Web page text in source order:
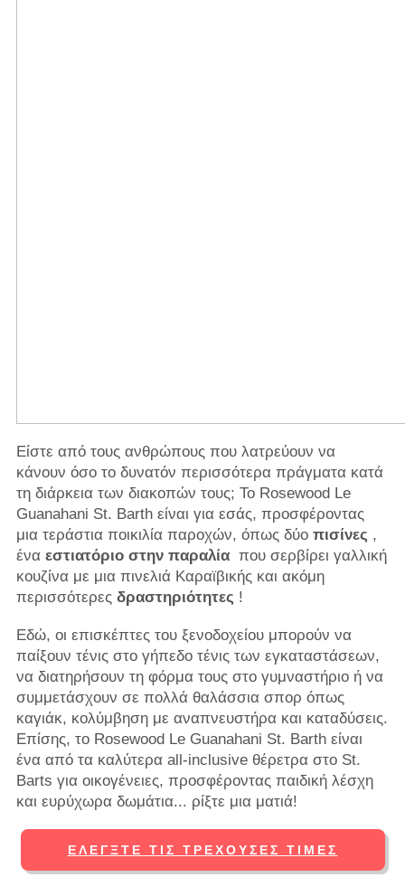
Είστε από τους ανθρώπους που λατρεύουν να
κάνουν όσο το δυνατόν περισσότερα πράγματα κατά
τη διάρκεια των διακοπών τους; Το Rosewood Le
Guanahani St. Barth είναι για εσάς, προσφέροντας
μια τεράστια ποικιλία παροχών, όπως δύο πισίνες ,
ένα εστιατόριο στην παραλίαπου σερβίρει γαλλική
κουζίνα με μια πινελιά Καραϊβικής και ακόμη
περισσότερες δραστηριότητες !
Εδώ, οι επισκέπτες του ξενοδοχείου μπορούν να
παίξουν τένις στο γήπεδο τένις των εγκαταστάσεων,
να διατηρήσουν τη φόρμα τους στο γυμναστήριο ή να
συμμετάσχουν σε πολλά θαλάσσια σπορ όπως
καγιάκ, κολύμβηση με αναπνευστήρα και καταδύσεις.
Επίσης, το Rosewood Le Guanahani St. Barth είναι
ένα από τα καλύτερα all-inclusive θέρετρα στο St.
Barts για οικογένειες, προσφέροντας παιδική λέσχη
και ευρύχωρα δωμάτια... ρίξτε μια ματιά!
ΕΛΈΓΞΤΕ ΤΙΣ ΤΡΈΧΟΥΣΕΣ ΤΙΜΈΣ